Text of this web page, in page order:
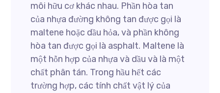
môi hữu cơ khác nhau. Phần hòa tan
của nhựa đường không tan được gọi là
maltene hoặc dầu hỏa, và phần không
hòa tan được gọi là asphalt. Maltene là
một hỗn hợp của nhựa và dầu và là một
chất phân tán. Trong hầu hết các
trường hợp, các tính chất vật lý của